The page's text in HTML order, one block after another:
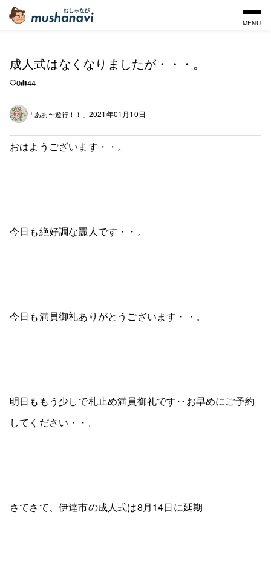
MENU
成人式はなくなりましたが・・・。
0 44
「ああ〜遊行！！」 2021年01月10日
おはようございます・・。
今日も絶好調な麗人です・・。
今日も満員御礼ありがとうございます・・。
明日ももう少しで札止め満員御礼です‥お早めにご予約
してください・・。
さてさて、伊達市の成人式は8月14日に延期